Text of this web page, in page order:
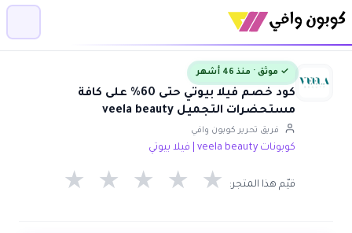
✓ موثق · منذ 46 أشهر
كود خصم فيلا بيوتي حتى 60% على كافة
مستحضرات التجميل veela beauty
فريق تحرير كوبون وافي
كوبونات veela beauty | فيلا بيوتي
قيّم هذا المتجر: ★ ★ ★ ★ ★